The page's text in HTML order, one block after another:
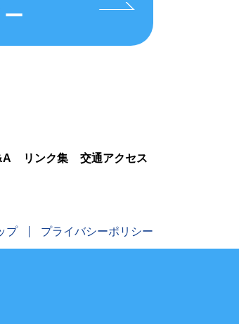
リンク集 交通アクセス
プ プライバシーポリシー